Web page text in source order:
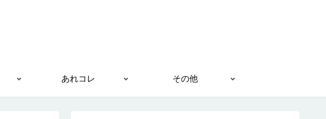
あれコレ その他